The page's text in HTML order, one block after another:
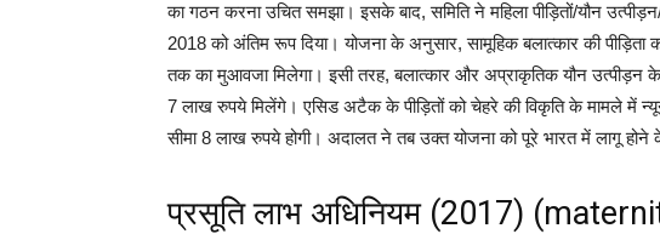
का गठन करना उचित समझा। इसके बाद, समिति ने महिला पीड़ितों/यौन
2018 को अंतिम रूप दिया। योजना के अनुसार, सामूहिक बलात्कार की
तक का मुआवजा मिलेगा। इसी तरह, बलात्कार और अप्राकृतिक यौन
7 लाख रुपये मिलेंगे। एसिड अटैक के पीड़ितों को चेहरे की विकृति के मामले में
सीमा 8 लाख रुपये होगी। अदालत ने तब उक्त योजना को पूरे भारत में लागू
प्रसूति लाभ अधिनियम (2017)